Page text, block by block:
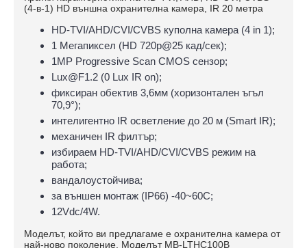
(4-в-1) HD външна охранителна камера, IR 20 метра
HD-TVI/AHD/CVI/CVBS куполна камера (4 in 1);
1 Мегапиксел (HD 720p@25 кад/сек);
1MP Progressive Scan CMOS сензор;
Lux@F1.2 (0 Lux IR on);
фиксиран обектив 3,6мм (хоризонтален ъгъл
70,9°);
интелигентно IR осветление до 20 м (Smart IR);
механичен IR филтър;
избираем HD-TVI/AHD/CVI/CVBS режим на
работа;
вандалоустойчива;
за външен монтаж (IP66) -40~60C;
12Vdc/4W.
Моделът, който ви предлагаме е охранителна камера от
най-ново поколение. Моделът MB-LTHC100B